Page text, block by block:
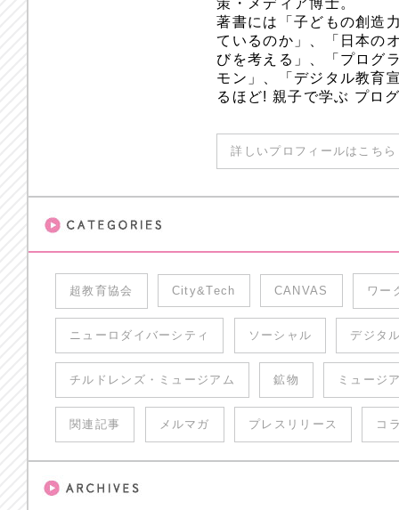
策・メディア博士。
著書には「子どもの創造
ているのか」、「日本の
びを考える」、「プログ
モン」、「デジタル教育
るほど! 親子で学ぶ プロ
詳しいプロフィールはこち
超教育協会 City&Tech CANVAS ワー
ニューロダイバーシティ ソーシャル デジタ
チルドレンズ・ミュージアム 鉱物 ミュージ
関連記事 メルマガ プレスリリース コ